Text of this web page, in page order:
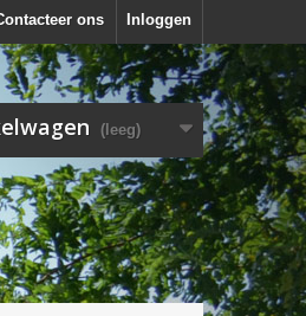
Inloggen
ons
(leeg)